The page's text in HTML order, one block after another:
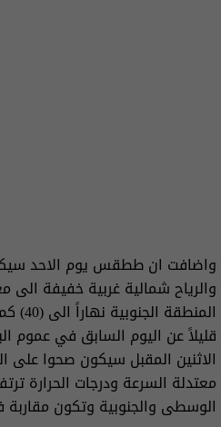
واضافت ان ططقس يوم الاحد
والرياح شمالية غربية خفيفة
قليلاً عن اليوم السابق في عموم
الاثنين المقبل سيكون صحوا على
معتدلة السرعة ودرجات الحرارة
الوسطى والجنوبية وتكون